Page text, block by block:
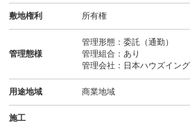
敷地権利 所有権
管理態様
管理形態：委託（通勤）
管理組合：あり
管理会社：日本ハウズイング
用途地域 商業地域
施工